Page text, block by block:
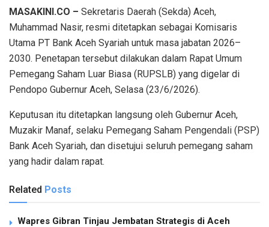
MASAKINI.CO – Sekretaris Daerah (Sekda) Aceh,
Muhammad Nasir, resmi ditetapkan sebagai Komisaris
Utama PT Bank Aceh Syariah untuk masa jabatan 2026–
2030. Penetapan tersebut dilakukan dalam Rapat Umum
Pemegang Saham Luar Biasa (RUPSLB) yang digelar di
Pendopo Gubernur Aceh, Selasa (23/6/2026).
Keputusan itu ditetapkan langsung oleh Gubernur Aceh,
Muzakir Manaf, selaku Pemegang Saham Pengendali (PSP)
Bank Aceh Syariah, dan disetujui seluruh pemegang saham
yang hadir dalam rapat.
Related Posts
Wapres Gibran Tinjau Jembatan Strategis di Aceh